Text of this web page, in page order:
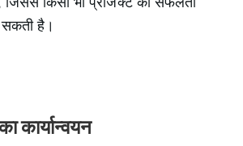
सकती है।
कार्यान्वयन